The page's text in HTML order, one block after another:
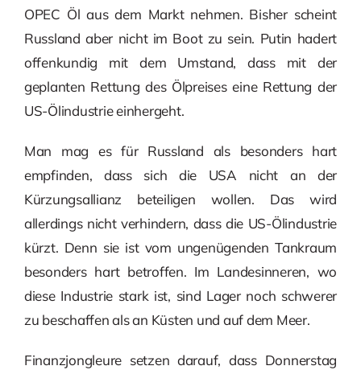
OPEC Öl aus dem Markt nehmen. Bisher scheint
Russland aber nicht im Boot zu sein. Putin hadert
offenkundig mit dem Umstand, dass mit der
geplanten Rettung des Ölpreises eine Rettung der
US-Ölindustrie einhergeht.
Man mag es für Russland als besonders hart
empfinden, dass sich die USA nicht an der
Kürzungsallianz beteiligen wollen. Das wird
allerdings nicht verhindern, dass die US-Ölindustrie
kürzt. Denn sie ist vom ungenügenden Tankraum
besonders hart betroffen. Im Landesinneren, wo
diese Industrie stark ist, sind Lager noch schwerer
zu beschaffen als an Küsten und auf dem Meer.
Finanzjongleure setzen darauf, dass Donnerstag